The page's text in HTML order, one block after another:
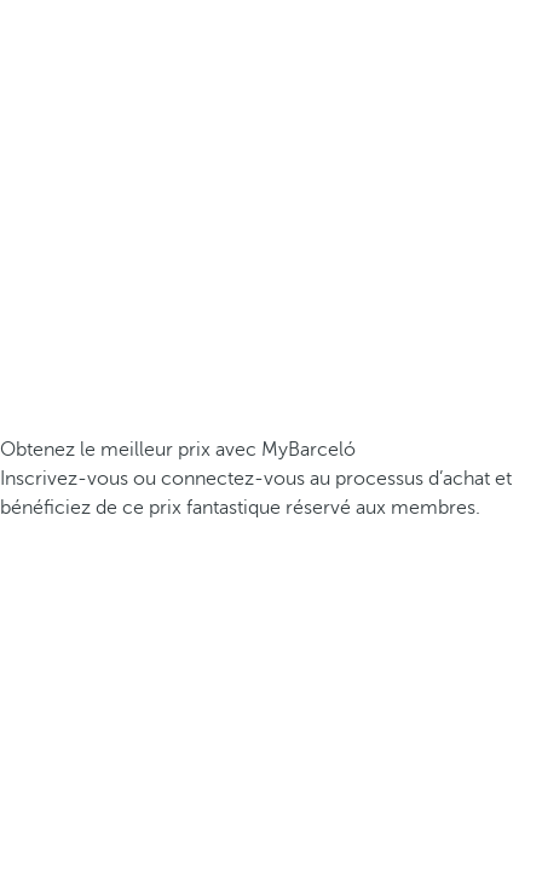
Obtenez le meilleur prix avec MyBarceló
Inscrivez-vous ou connectez-vous au processus d’achat et
bénéficiez de ce prix fantastique réservé aux membres.